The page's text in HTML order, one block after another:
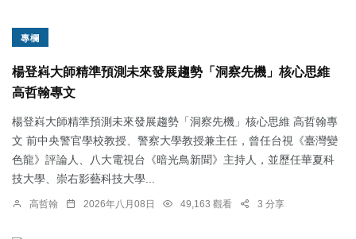
專欄
楊登嵙大師精準預測未來發展趨勢「洞察先機」核心思維
高哲翰專文
楊登嵙大師精準預測未來發展趨勢「洞察先機」核心思維 高哲翰專
文 前中央警官學校教授、警察大學教授兼主任，曾任台視《臺灣變
色龍》評論人、八大電視台《暗光鳥新聞》主持人，並歷任華夏科
技大學、崇右影藝科技大學...
高哲翰 2026年八月08日 49,163 觀看 3 分享